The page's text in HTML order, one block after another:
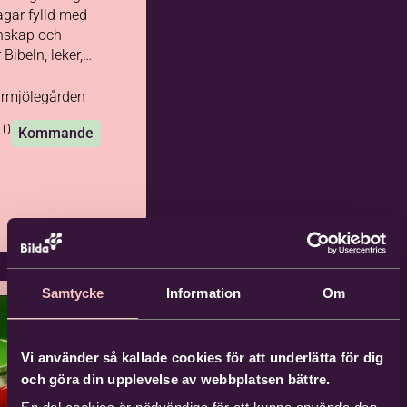
Samtycke Information Om
Vi använder så kallade cookies för att underlätta för dig
och göra din upplevelse av webbplatsen bättre.
fylld med
och
mer!
Kommande